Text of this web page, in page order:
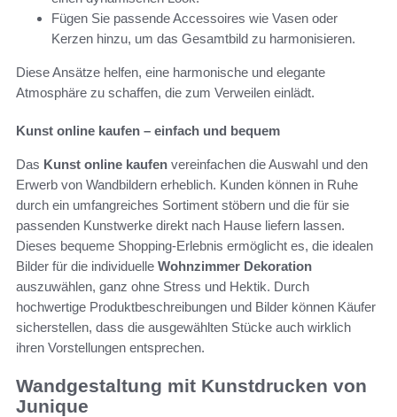
Fügen Sie passende Accessoires wie Vasen oder
Kerzen hinzu, um das Gesamtbild zu harmonisieren.
Diese Ansätze helfen, eine harmonische und elegante
Atmosphäre zu schaffen, die zum Verweilen einlädt.
Kunst online kaufen – einfach und bequem
Das Kunst online kaufen vereinfachen die Auswahl und den
Erwerb von Wandbildern erheblich. Kunden können in Ruhe
durch ein umfangreiches Sortiment stöbern und die für sie
passenden Kunstwerke direkt nach Hause liefern lassen.
Dieses bequeme Shopping-Erlebnis ermöglicht es, die idealen
Bilder für die individuelle Wohnzimmer Dekoration
auszuwählen, ganz ohne Stress und Hektik. Durch
hochwertige Produktbeschreibungen und Bilder können Käufer
sicherstellen, dass die ausgewählten Stücke auch wirklich
ihren Vorstellungen entsprechen.
Wandgestaltung mit Kunstdrucken von
Junique